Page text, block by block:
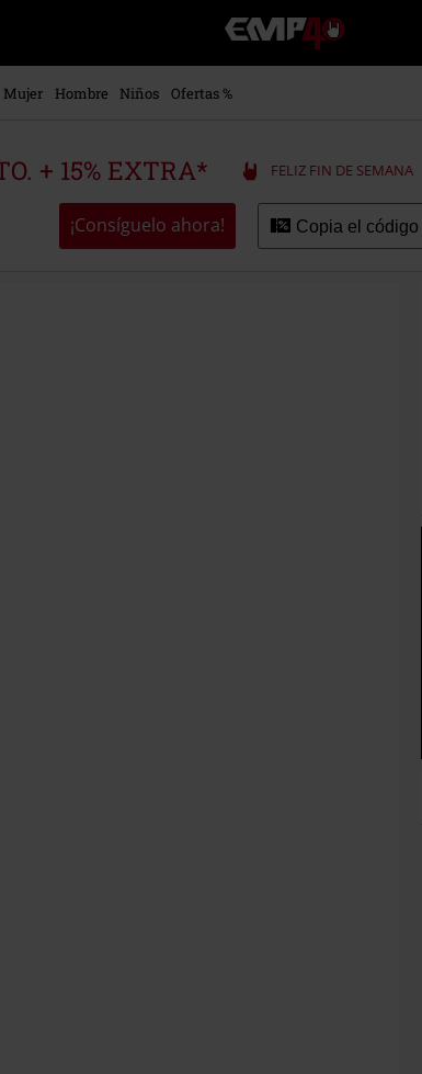
EMP
-
Música,
Merch
Ropa
Alternativa
Mujer Hombre Niños Ofertas %
+ 15% EXTRA* FELIZ FIN DE SEMANA
¡Consíguelo ahora! Copia el código